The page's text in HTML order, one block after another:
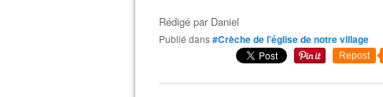
Rédigé par Daniel
Publié dans#Crèche de l'église de notre village
Repost